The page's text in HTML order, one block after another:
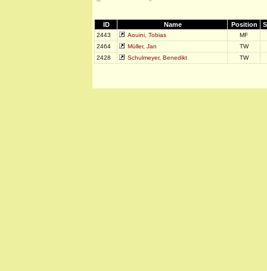
ID Name Position
2443 Aouini, Tobias
MF
2464
Müller, Jan
TW
2428
Schulmeyer, Benedikt TW